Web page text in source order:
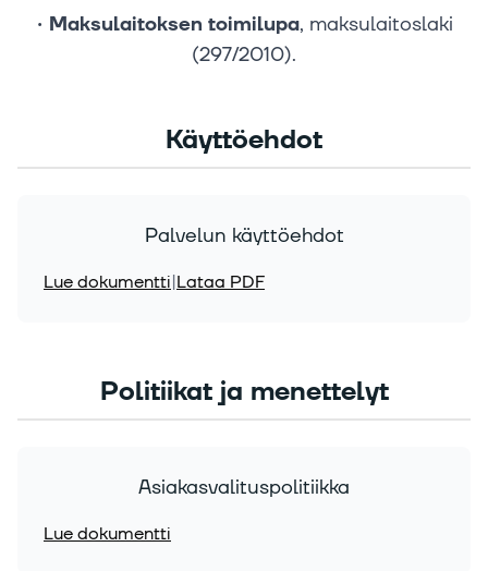
• Maksulaitoksen toimilupa, maksulaitoslaki
(297/2010).
Käyttöehdot
Palvelun käyttöehdot
Lue dokumentti|Lataa PDF
Politiikat ja menettelyt
Asiakasvalituspolitiikka
Lue dokumentti